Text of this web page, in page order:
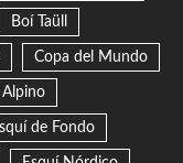
Boí Taüll
Copa del Mundo
Alpino
de Fondo